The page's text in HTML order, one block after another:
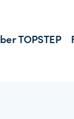
TOPSTEP